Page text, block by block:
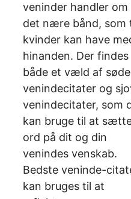
veninder handler om
det nære bånd, som
kvinder kan have
hinanden. Der findes
både et væld af søde
venindecitater og
venindecitater, som
kan bruge til at
ord på dit og din
venindes venskab.
Bedste veninde-
kan bruges til at